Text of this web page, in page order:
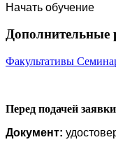
Начать обучение
Дополнительные
Факультативы
Перед подачей
Документ: